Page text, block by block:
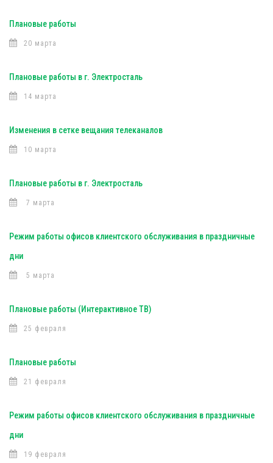
Плановые работы
20 марта
Плановые работы в г. Электросталь
14 марта
Изменения в сетке вещания телеканалов
10 марта
Плановые работы в г. Электросталь
7 марта
Режим работы офисов клиентского обслуживания в праздничные
дни
5 марта
Плановые работы (Интерактивное ТВ)
25 февраля
Плановые работы
21 февраля
Режим работы офисов клиентского обслуживания в праздничные
дни
19 февраля